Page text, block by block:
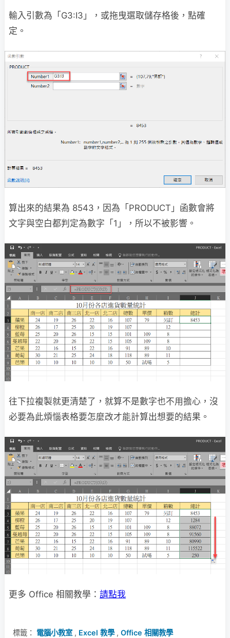
輸入引數為「G3:I3」，或拖曳選取儲存格後，點確
定。
算出來的結果為 8543，因為「PRODUCT」函數會將
文字與空白都判定為數字「1」，所以不被影響。
往下拉複製就更清楚了，就算不是數字也不用擔心，沒
必要為此煩惱表格要怎麼改才能計算出想要的結果。
更多 Office 相關教學： 請點我
標籤： 電腦小教室, Excel 教學, Office 相關教學